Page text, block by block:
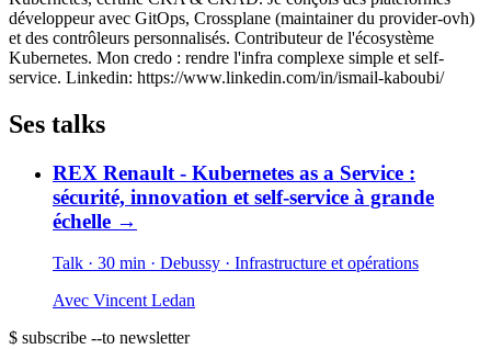
développeur avec GitOps, Crossplane (maintainer du provider-ovh)
et des contrôleurs personnalisés. Contributeur de l'écosystème
Kubernetes. Mon credo : rendre l'infra complexe simple et self-
service. Linkedin: https://www.linkedin.com/in/ismail-kaboubi/
Ses talks
REX Renault - Kubernetes as a Service :
sécurité, innovation et self-service à grande
échelle →
Talk · 30 min · Debussy · Infrastructure et opérations
Avec Vincent Ledan
$ subscribe --to newsletter